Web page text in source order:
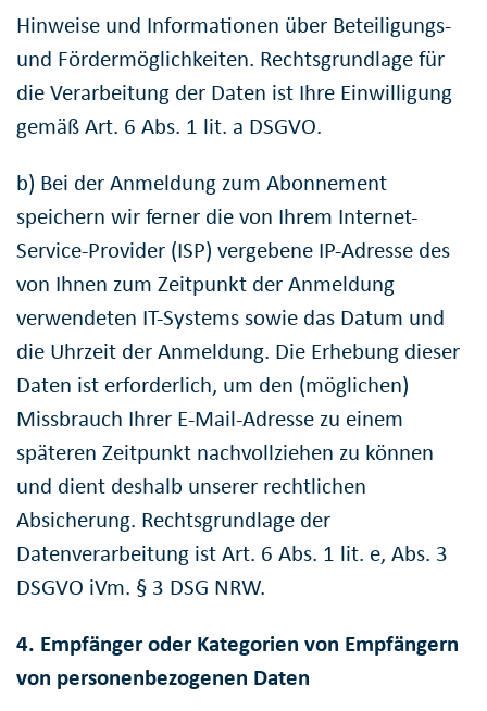
Hinweise und Informationen über Beteiligungs-
und Fördermöglichkeiten. Rechtsgrundlage für
die Verarbeitung der Daten ist Ihre Einwilligung
gemäß Art. 6 Abs. 1 lit. a DSGVO.
b) Bei der Anmeldung zum Abonnement
speichern wir ferner die von Ihrem Internet-
Service-Provider (ISP) vergebene IP-Adresse des
von Ihnen zum Zeitpunkt der Anmeldung
verwendeten IT-Systems sowie das Datum und
die Uhrzeit der Anmeldung. Die Erhebung dieser
Daten ist erforderlich, um den (möglichen)
Missbrauch Ihrer E-Mail-Adresse zu einem
späteren Zeitpunkt nachvollziehen zu können
und dient deshalb unserer rechtlichen
Absicherung. Rechtsgrundlage der
Datenverarbeitung ist Art. 6 Abs. 1 lit. e, Abs. 3
DSGVO iVm. § 3 DSG NRW.
4. Empfänger oder Kategorien von Empfängern
von personenbezogenen Daten